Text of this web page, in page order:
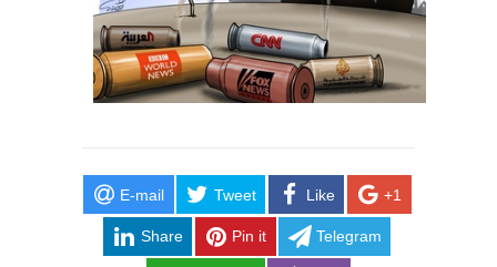
E-mail Tweet Like +1
Share Pin it Telegram